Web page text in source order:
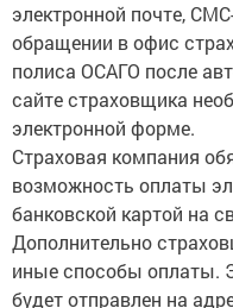
электронной почте,
обращении в офис
полиса ОСАГО после
сайте страховщика
электронной форме.
Страховая компания
возможность оплаты
банковской картой на
Дополнительно
иные способы оплаты.
будет отправлен на